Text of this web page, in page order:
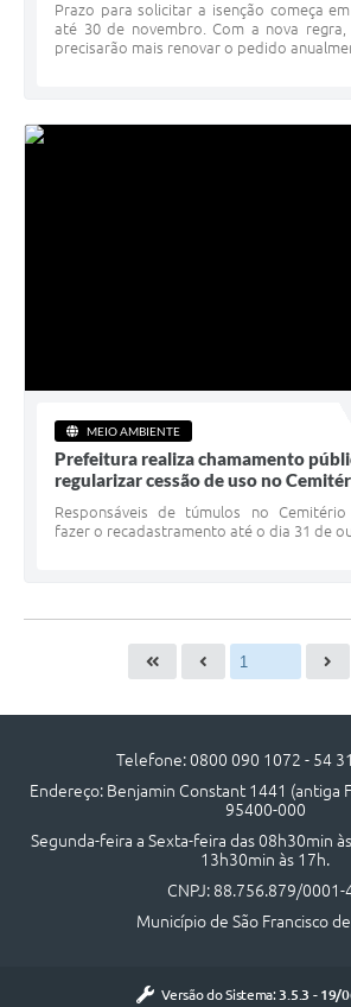
Prazo para solicitar a isenção começa
até 30 de novembro. Com a nova
precisarão mais renovar o pedido
MEIO AMBIENTE
Prefeitura realiza chamamento
regularizar cessão de uso no
Responsáveis de túmulos no
fazer o recadastramento até o dia 31 de
Telefone: 0800 090 1072 - 54
Endereço: Benjamin Constant 1441 (antiga
95400-000
Segunda-feira a Sexta-feira das 08h30min
13h30min às 17h.
CNPJ: 88.756.879/0001-
Município de São Francisco
Versão do Sistema: 3.5.3 - 19/